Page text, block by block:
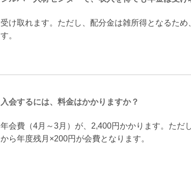
受け取れます。ただし、配分金は雑所得となるた
す。
入会するには、料金はかかりますか？
年会費（4月～3月）が、2,400円かかります。ただ
から年度残月×200円が会費となります。